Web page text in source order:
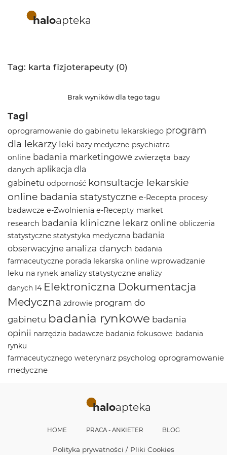
haloapteka
Tag: karta fizjoterapeuty (0)
Brak wyników dla tego tagu
Tagi
oprogramowanie do gabinetu lekarskiego program
dla lekarzy leki bazy medyczne psychiatra
online badania marketingowe zwierzęta bazy
danych aplikacja dla
gabinetu odporność konsultacje lekarskie
online badania statystyczne e-Recepta procesy
badawcze e-Zwolnienia e-Recepty market
research badania kliniczne lekarz online obliczenia
statystyczne statystyka medyczna badania
obserwacyjne analiza danych badania
farmaceutyczne porada lekarska online wprowadzanie
leku na rynek analizy statystyczne analizy
danych l4 Elektroniczna Dokumentacja
Medyczna zdrowie program do
gabinetu badania rynkowe badania
opinii narzędzia badawcze badania fokusowe badania
rynku
farmaceutycznego weterynarz psycholog oprogramowanie
medyczne
haloapteka
HOME PRACA - ANKIETER BLOG
Polityka prywatności / Pliki Cookies